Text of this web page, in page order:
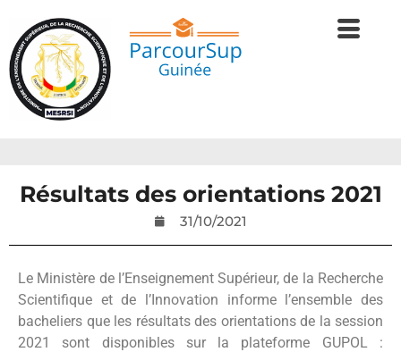
Résultats des orientations 2021
31/10/2021
Le Ministère de l’Enseignement Supérieur, de la Recherche
Scientifique et de l’Innovation informe l’ensemble des
bacheliers que les résultats des orientations de la session
2021 sont disponibles sur la plateforme GUPOL :